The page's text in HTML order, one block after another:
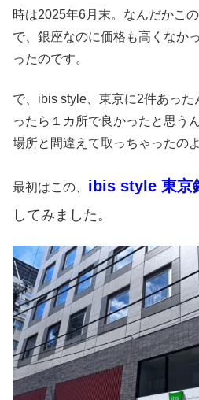
時は2025年6月末。なんだかこ
で、銀座なのに価格も高くなか
ったのです。
で、ibis style、東京に2件あっ
ったら１カ所で良かったと思う
場所と間違えて取っちゃったの
最初はこの、 ibis style 東京
してみました。